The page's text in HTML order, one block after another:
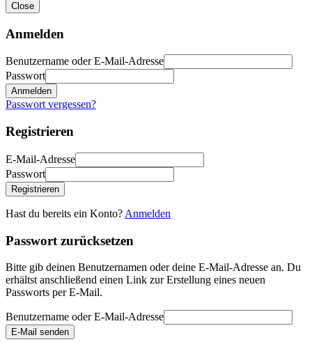
Close
Anmelden
Benutzername oder E-Mail-Adresse
Passwort
Anmelden
Passwort vergessen?
Registrieren
E-Mail-Adresse
Passwort
Registrieren
Hast du bereits ein Konto? Anmelden
Passwort zurücksetzen
Bitte gib deinen Benutzernamen oder deine E-Mail-Adresse an. Du
erhältst anschließend einen Link zur Erstellung eines neuen
Passworts per E-Mail.
Benutzername oder E-Mail-Adresse
E-Mail senden